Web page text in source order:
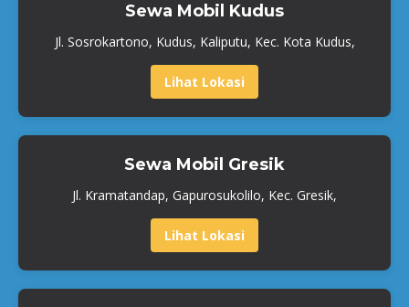
Sewa Mobil Kudus
Jl. Sosrokartono, Kudus, Kaliputu, Kec. Kota Kudus,
Lihat Lokasi
Sewa Mobil Gresik
Jl. Kramatandap, Gapurosukolilo, Kec. Gresik,
Lihat Lokasi